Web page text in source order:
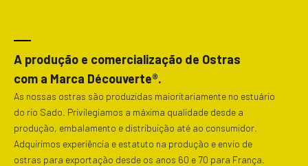
Portugal tem se destacado no
cenário global de jogos online,
especialmente com o crescimento
dos cassinos online. O mercado é
A produção e comercialização de Ostras
com a Marca Découverte®.
As nossas ostras são produzidas maioritariamente no estuário
do rio Sado. Privilegiamos a máxima qualidade desde a
produção, embalamento e distribuição até ao consumidor.
Adquirimos experiência e estatuto na produção e envio de
ostras para exportação desde os anos 60 e 70 para França.